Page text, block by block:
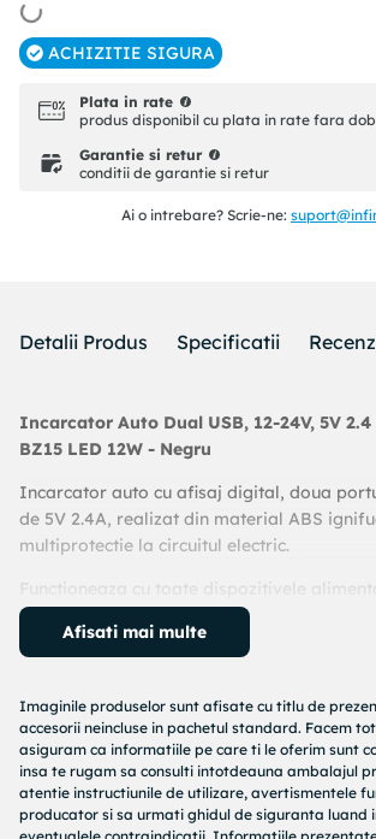
ACHIZITIE SIGURA
Plata in rate
produs disponibil cu plata in rate fara
Garantie si retur
conditii de garantie si retur
Ai o intrebare? Scrie-ne:
Detalii Produs Specificatii
Incarcator Auto Dual USB, 12-24V, 5V
BZ15 LED 12W - Negru
Incarcator auto cu afisaj digital, doua
de 5V 2.4A, realizat din material ABS
multiprotectie la circuitul electric.
Functioneaza cu toate dispozitivele
cum sunt smartphone-urile si tabletele
power bank-uri si alte dispozitive si
Afisati mai multe
Imaginile produselor sunt afisate cu titlu de
accesorii neincluse in pachetul standard. Facem
asiguram ca informatiile pe care ti le oferim sunt
insa te rugam sa consulti intotdeauna ambalajul
atentie instructiunile de utilizare, avertismentele
producator si sa urmati ghidul de siguranta luand